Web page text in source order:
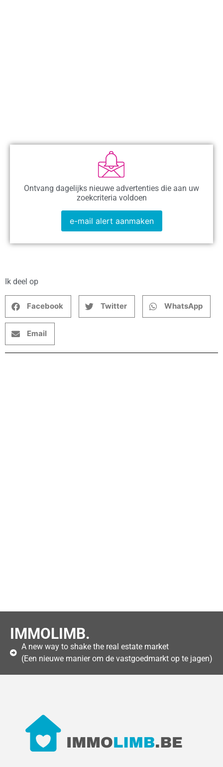
Ontvang dagelijks nieuwe advertenties die aan uw
zoekcriteria voldoen
e-mail alert aanmaken
Ik deel op
Facebook Twitter WhatsApp
Email
IMMOLIMB.
A new way to shake the real estate market
(Een nieuwe manier om de vastgoedmarkt op te jagen)